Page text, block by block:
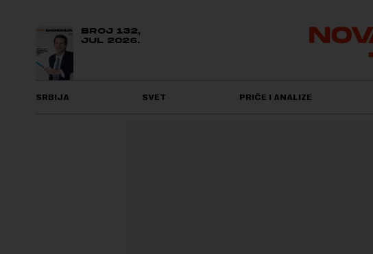
BROJ 132,
JUL 2026.
SRBIJA SVET PRIČE I ANALIZE